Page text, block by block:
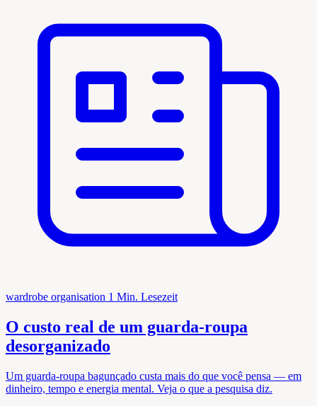
wardrobe organisation 1 Min. Lesezeit
O custo real de um guarda-roupa
desorganizado
Um guarda-roupa bagunçado custa mais do que você pensa — em
dinheiro, tempo e energia mental. Veja o que a pesquisa diz.